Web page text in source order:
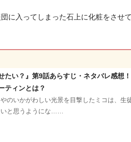
に入ってしまった石上に化粧をさせ
たい？』第9話あらすじ・ネタバレ感想
ティンとは？
のいかがわしい光景を目撃したミコは、生
いと思うようにな……